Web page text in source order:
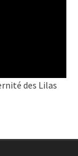
des Lilas